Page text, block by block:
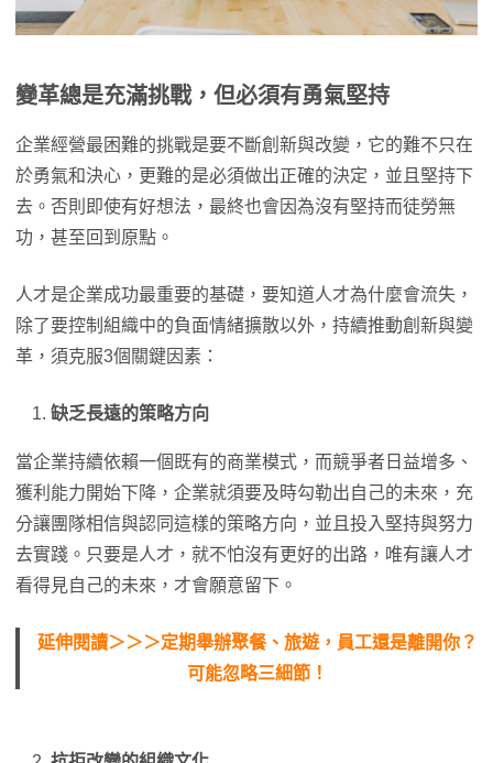
變革總是充滿挑戰，但必須有勇氣堅持
企業經營最困難的挑戰是要不斷創新與改變，它的難不只在
於勇氣和決心，更難的是必須做出正確的決定，並且堅持下
去。否則即使有好想法，最終也會因為沒有堅持而徒勞無
功，甚至回到原點。
人才是企業成功最重要的基礎，要知道人才為什麼會流失，
除了要控制組織中的負面情緒擴散以外，持續推動創新與變
革，須克服3個關鍵因素：
缺乏長遠的策略方向
當企業持續依賴一個既有的商業模式，而競爭者日益增多、
獲利能力開始下降，企業就須要及時勾勒出自己的未來，充
分讓團隊相信與認同這樣的策略方向，並且投入堅持與努力
去實踐。只要是人才，就不怕沒有更好的出路，唯有讓人才
看得見自己的未來，才會願意留下。
延伸閱讀＞＞＞定期舉辦聚餐、旅遊，員工還是離開你？
可能忽略三細節！